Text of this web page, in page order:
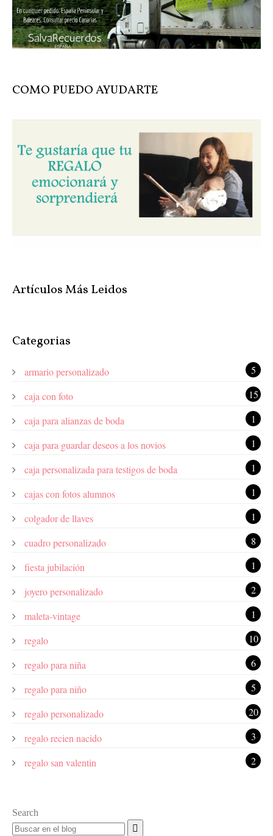
COMO PUEDO AYUDARTE
Artículos Más Leidos
Categorias
armario personalizado 5
caja con foto 15
caja para alianzas de boda 1
caja para guardar deseos a los novios 1
caja personalizada para testigos de boda 1
cajas con fotos alumnos 1
colgador de llaves 1
cuadro personalizado 8
fiesta jubilación 1
joyero personalizado 2
maleta-vintage 1
regalo 10
regalo para niña 6
regalo para niño 5
regalo personalizado 20
regalo recien nacido 3
regalo san valentin 2
Search